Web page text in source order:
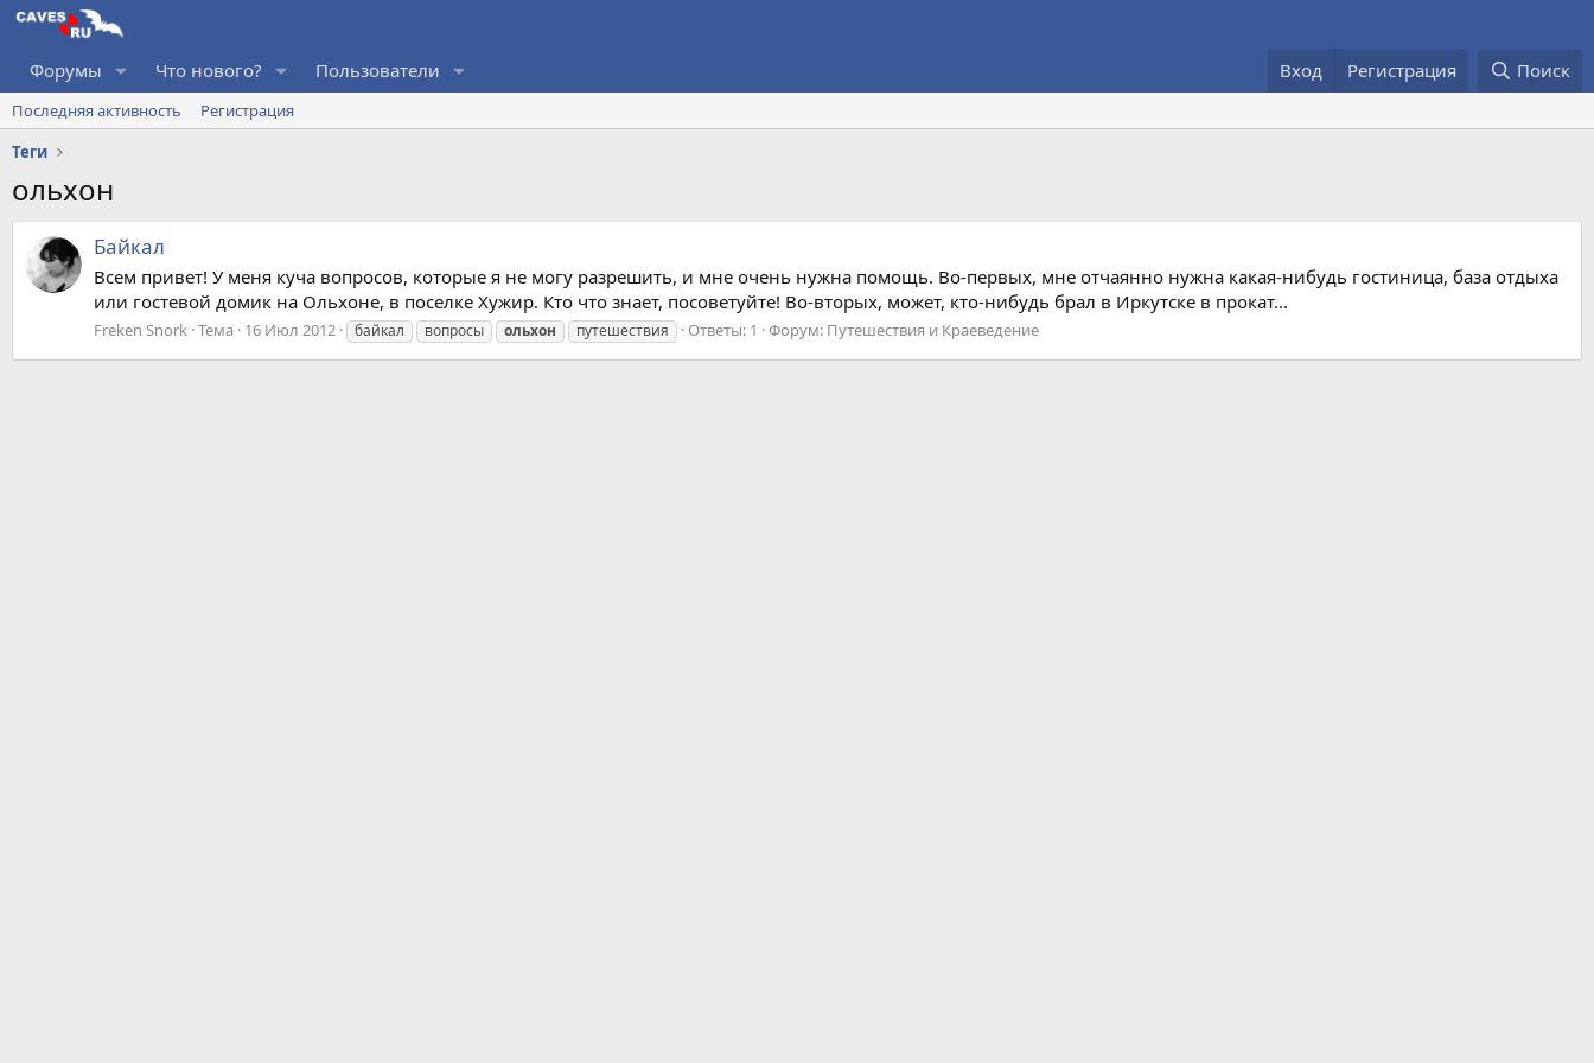
Форумы Что нового? Пользователи Вход Регистрация Поиск
Последняя активность
Регистрация
Теги
ольхон
Байкал
Всем привет! У меня куча вопросов, которые я не могу разрешить, и мне очень нужна помощь. Во-первых, мне отчаянно нужна какая-нибудь гостиница, база отдыха
или гостевой домик на Ольхоне, в поселке Хужир. Кто что знает, посоветуйте! Во-вторых, может, кто-нибудь брал в Иркутске в прокат...
Freken Snork Тема 16 Июл 2012 байкал вопросы ольхон путешествия Ответы: 1 Форум: Путешествия и Краеведение